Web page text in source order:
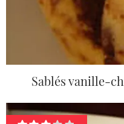
Sablés vanille-